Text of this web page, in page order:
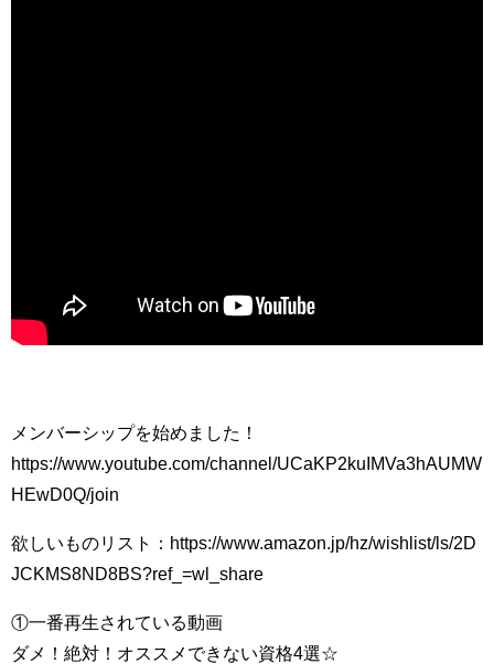
メンバーシップを始めました！
https://www.youtube.com/channel/UCaKP2kuIMVa3hAUMW
HEwD0Q/join
欲しいものリスト：https://www.amazon.jp/hz/wishlist/ls/2D
JCKMS8ND8BS?ref_=wl_share
①一番再生されている動画
ダメ！絶対！オススメできない資格4選☆